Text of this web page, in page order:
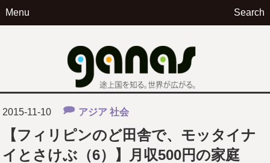
Menu Search
2015-11-10 アジア 社会
【フィリピンのど田舎で、モッタイナ
イとさけぶ（6）】月収500円の家庭